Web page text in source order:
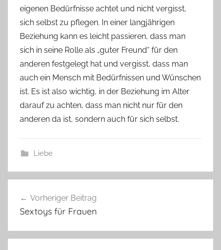
eigenen Bedürfnisse achtet und nicht vergisst,
sich selbst zu pflegen. In einer langjährigen
Beziehung kann es leicht passieren, dass man
sich in seine Rolle als „guter Freund“ für den
anderen festgelegt hat und vergisst, dass man
auch ein Mensch mit Bedürfnissen und Wünschen
ist. Es ist also wichtig, in der Beziehung im Alter
darauf zu achten, dass man nicht nur für den
anderen da ist, sondern auch für sich selbst.
Liebe
Vorheriger Beitrag
Sextoys für Frauen